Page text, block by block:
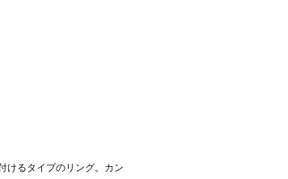
けるタイプのリング。カン